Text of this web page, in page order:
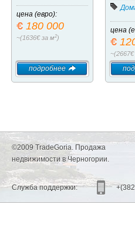
цена (евро):
180 000
~(1636€ за м2)
подробнее
цена
©2009 TradeGoria. Продажа
недвижимости в Черногории.
Служба поддержки: